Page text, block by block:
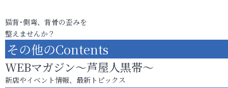
猫背･側弯、背骨の歪みを
整えませんか？
その他のContents
WEBマガジン～芦屋人黒帯～
新店やイベント情報、最新トピックス